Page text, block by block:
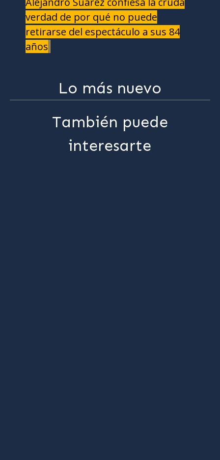
verdad de por qué no puede
retirarse del espectáculo a sus 84
años
Lo más nuevo
También puede
interesarte